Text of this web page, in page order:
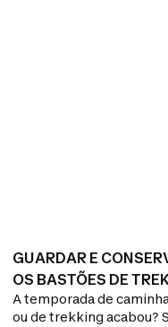
GUARDAR E
OS BASTÕES DE
A temporada de
ou de trekking acabou?